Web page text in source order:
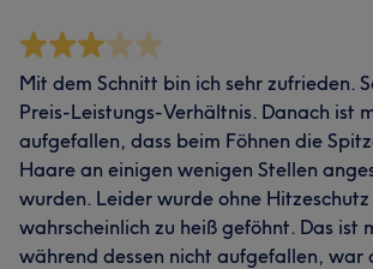
Mit dem Schnitt bin ich sehr zufrieden.
Preis-Leistungs-Verhältnis. Danach ist
aufgefallen, dass beim Föhnen die
Haare an einigen wenigen Stellen
wurden. Leider wurde ohne Hitzeschutz
wahrscheinlich zu heiß geföhnt. Das ist
während dessen nicht aufgefallen, war